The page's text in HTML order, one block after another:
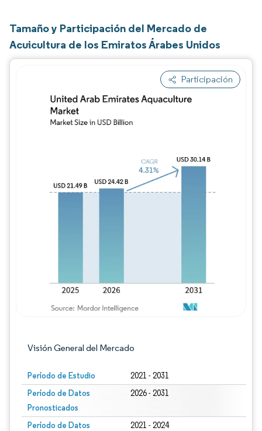
Tamaño y Participación del Mercado de
Acuicultura de los Emiratos Árabes Unidos
Participación
Visión General del Mercado
Período de Estudio 2021 - 2031
Período de Datos
Pronosticados
2026 - 2031
Período de Datos
2021 - 2024